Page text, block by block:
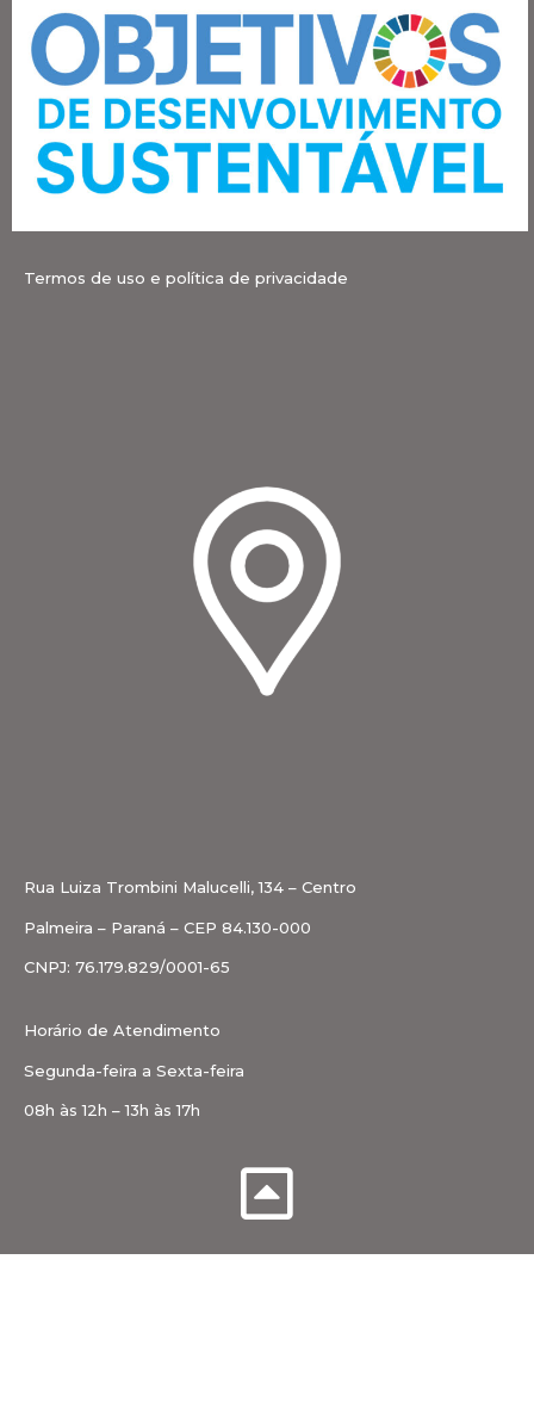
Termos de uso e política de privacidade
Rua Luiza Trombini Malucelli, 134 – Centro
Palmeira – Paraná – CEP 84.130-000
CNPJ: 76.179.829/0001-65
Horário de Atendimento
Segunda-feira a Sexta-feira
08h às 12h – 13h às 17h